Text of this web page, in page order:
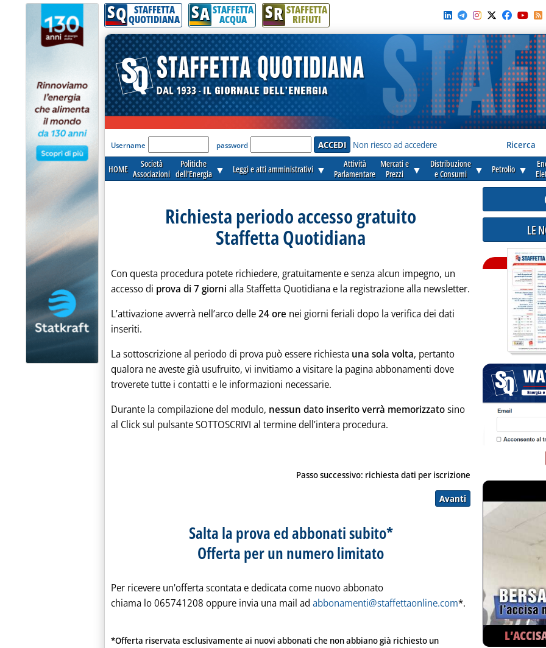
SQ STAFFETTA
QUOTIDIANA SA STAFFETTA
ACQUA SR STAFFETTA
RIFIUTI
'Modulo Login per accedere'
Username password Non riesco ad accedere Ricerca
HOME
Società
Associazioni
Politiche
dell'Energia ▼ Leggi e atti amministrativi ▼
Attività
Parlamentare
Mercati e
Prezzi
▼
Distribuzione
e Consumi
▼ Petrolio ▼
Richiesta periodo accesso gratuito
Staffetta Quotidiana
Con questa procedura potete richiedere, gratuitamente e senza alcun impegno, un
accesso di prova di 7 giorni alla Staffetta Quotidiana e la registrazione alla newsletter.
L’attivazione avverrà nell’arco delle24 ore nei giorni feriali dopo la verifica dei dati
inseriti.
La sottoscrizione al periodo di prova può essere richiesta una sola volta, pertanto
qualora ne aveste già usufruito, vi invitiamo a visitare la paginaabbonamenti dove
troverete tutte i contatti e le informazioni necessarie.
Durante la compilazione del modulo, nessun dato inserito verrà memorizzatosino
al Click sul pulsante SOTTOSCRIVI al termine dell’intera procedura.
Passo successivo: richiesta dati per iscrizione
Salta la prova ed abbonati subito*
Offerta per un numero limitato
Per ricevere un'offerta scontata e dedicata come nuovo abbonato
chiama lo 065741208 oppure invia una mail ad abbonamenti@staffettaonline.com*.
*Offerta riservata esclusivamente ai nuovi abbonati che non abbiano già richiesto un
LE